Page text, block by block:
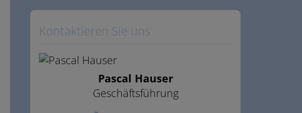
Kontaktieren Sie uns
Pascal Hauser
Geschäftsführung